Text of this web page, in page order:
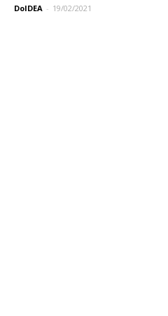
DoIDEA - 19/02/2021